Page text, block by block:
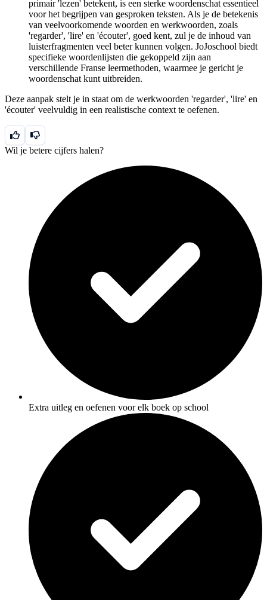
primair 'lezen' betekent, is een sterke woordenschat essentieel
voor het begrijpen van gesproken teksten. Als je de betekenis
van veelvoorkomende woorden en werkwoorden, zoals
'regarder', 'lire' en 'écouter', goed kent, zul je de inhoud van
luisterfragmenten veel beter kunnen volgen. JoJoschool biedt
specifieke woordenlijsten die gekoppeld zijn aan
verschillende Franse leermethoden, waarmee je gericht je
woordenschat kunt uitbreiden.
Deze aanpak stelt je in staat om de werkwoorden 'regarder', 'lire' en
'écouter' veelvuldig in een realistische context te oefenen.
Wil je betere cijfers halen?
Extra uitleg en oefenen voor elk boek op school